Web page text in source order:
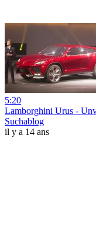
5:20
Lamborghini Urus -
Suchablog
il y a 14 ans